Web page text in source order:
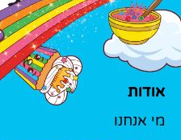
אודות
מי אנחנו